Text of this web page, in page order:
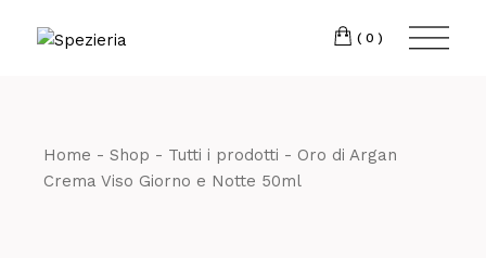
(0)
Home Shop Tutti i prodotti
Oro di Argan
Crema Viso Giorno e Notte 50ml
Telefono